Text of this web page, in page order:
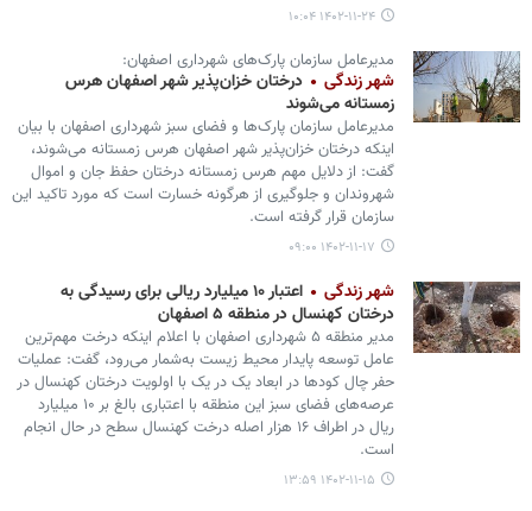
۱۴۰۲-۱۱-۲۴ ۱۰:۰۴
مدیرعامل سازمان پارک‌های شهرداری اصفهان:
شهر زندگی
درختان خزان‌پذیر شهر اصفهان هرس
زمستانه‌ می‌شوند
مدیرعامل سازمان پارک‌ها و فضای سبز شهرداری اصفهان با بیان
اینکه درختان خزان‌پذیر شهر اصفهان هرس زمستانه‌ می‌شوند،
گفت: از دلایل مهم هرس زمستانه‌ درختان حفظ جان و اموال
شهروندان و جلوگیری از هرگونه خسارت است که مورد تاکید این
سازمان قرار گرفته است.
۱۴۰۲-۱۱-۱۷ ۰۹:۰۰
شهر زندگی
اعتبار ۱۰ میلیارد ریالی برای رسیدگی به
درختان کهنسال در منطقه ۵ اصفهان
مدیر منطقه ۵ شهرداری اصفهان با اعلام اینکه درخت مهم‌ترین
عامل توسعه پایدار محیط زیست به‌شمار می‌رود، گفت: عملیات
حفر چال کودها در ابعاد یک در یک با اولویت درختان کهنسال در
عرصه‌های فضای سبز این منطقه با اعتباری بالغ بر ۱۰ میلیارد
ریال در اطراف ۱۶ هزار اصله درخت کهنسال سطح در حال انجام
است.
۱۴۰۲-۱۱-۱۵ ۱۳:۵۹